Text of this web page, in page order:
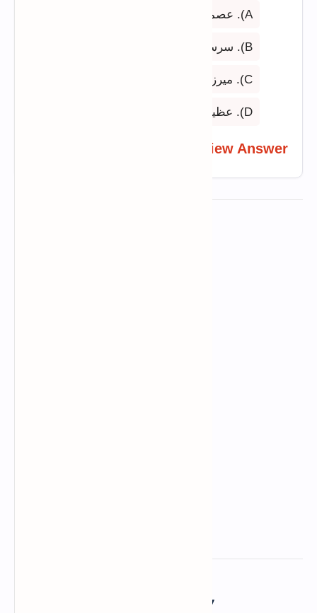
A). عصمت چغتائی
B). سرسید احمد خان
C). میرزا ادیب
D). عظیم بیگ چغتائی
View Answer
Famous Novels & Literary